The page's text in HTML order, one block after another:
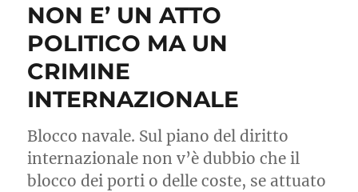
della
guerra
in
Europa
NON E’ UN ATTO
POLITICO MA UN
CRIMINE
INTERNAZIONALE
Blocco navale. Sul piano del diritto
internazionale non v’è dubbio che il
blocco dei porti o delle coste, se attuato